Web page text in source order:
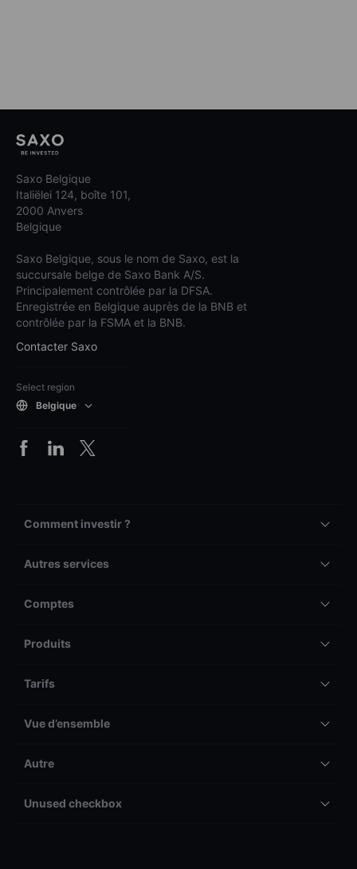
Saxo Belgique
Italiëlei 124, boîte 101,
2000 Anvers
Belgique
Saxo Belgique, sous le nom de Saxo, est la
succursale belge de Saxo Bank A/S.
Principalement contrôlée par la DFSA.
Enregistrée en Belgique auprès de la BNB et
contrôlée par la FSMA et la BNB.
Contacter Saxo
Select region
Belgique
Comment investir ?
Autres services
Comptes
Produits
Tarifs
Vue d’ensemble
Autre
Unused checkbox